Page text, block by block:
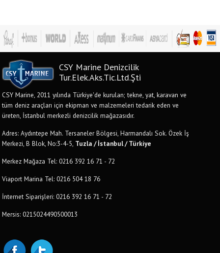
CSY Marine Denizcilik
Tur.Elek.Aks.Tic.Ltd.Şti
CSY Marine, 2011 yılında Türkiye'de kurulan; tekne, yat, karavan ve
tüm deniz araçları için ekipman ve malzemeleri tedarik eden ve
üreten, İstanbul merkezli denizcilik mağazasıdır.
Adres: Aydıntepe Mah. Tersaneler Bölgesi, Harmandalı Sok. Özek İş
Merkezi, B Blok, No:3-4-5, Tuzla / İstanbul / Türkiye
Merkez Mağaza Tel: 0216 392 16 71 - 72
Viaport Marina Tel: 0216 504 18 76
İnternet Siparişleri: 0216 392 16 71 - 72
Mersis: 0215024490500013